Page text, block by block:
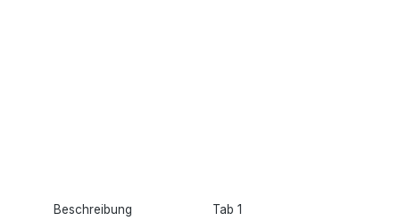
Beschreibung Tab 1